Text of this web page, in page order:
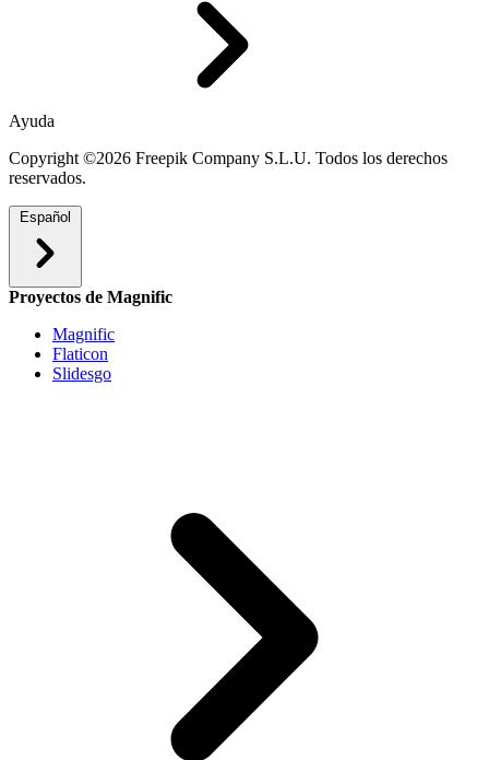
Ayuda
Copyright ©2026 Freepik Company S.L.U. Todos los derechos
reservados.
Español
Proyectos de Magnific
Magnific
Flaticon
Slidesgo